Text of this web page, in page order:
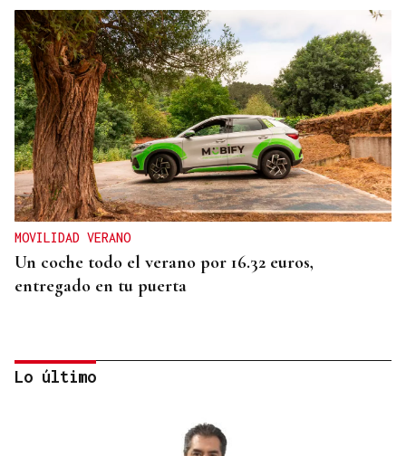
MOVILIDAD VERANO
Un coche todo el verano por 16.32 euros,
entregado en tu puerta
Lo último